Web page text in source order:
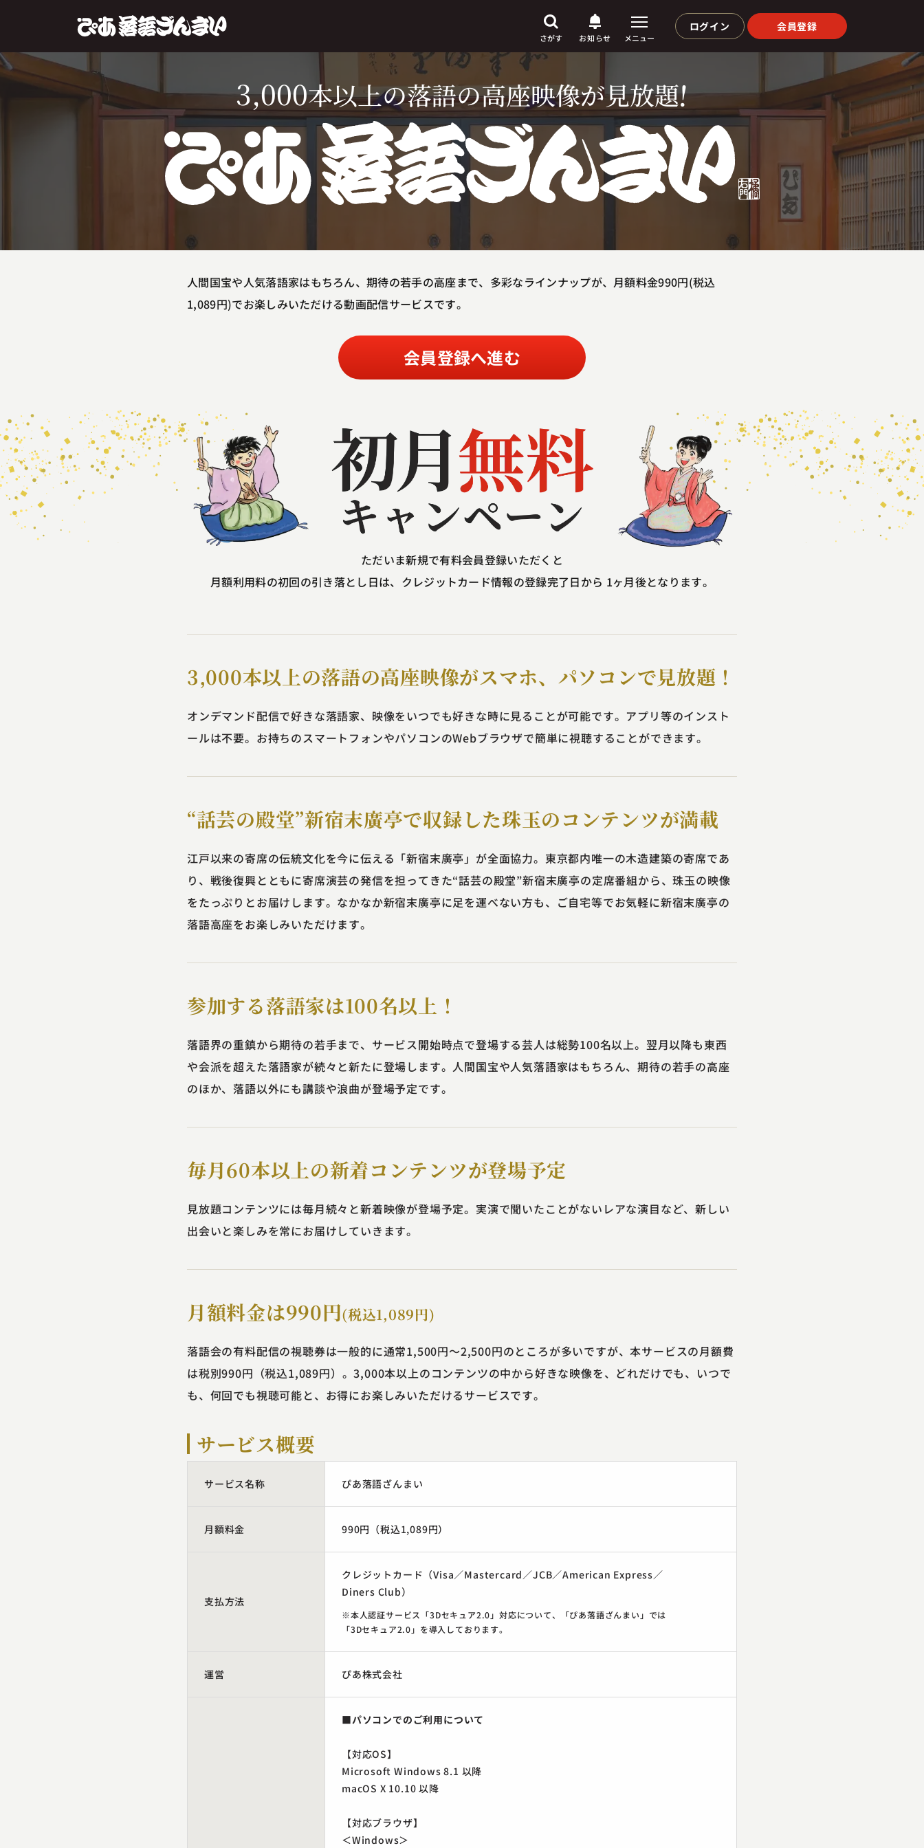
さがす
芸人からさがす
演目からさがす
上演時間からさがす
お知らせ メニュー
ログイン 会員登録
3,000本以上の落語の高座映像が見放題!
人間国宝や人気落語家はもちろん、期待の若手の高座まで、多彩なラインナップが、月額料金990円(税込
1,089円)でお楽しみいただける動画配信サービスです。
会員登録へ進む
ただいま新規で有料会員登録いただくと
月額利用料の初回の引き落とし日は、 クレジットカード情報の登録完了日から 1ヶ月後となります。
3,000本以上の落語の高座映像がスマホ、パソコンで見放題！
オンデマンド配信で好きな落語家、映像をいつでも好きな時に見ることが可能です。アプリ等のインスト
ールは不要。お持ちのスマートフォンやパソコンのWebブラウザで簡単に視聴することができます。
“話芸の殿堂”新宿末廣亭で収録した珠玉のコンテンツが満載
江戸以来の寄席の伝統文化を今に伝える「新宿末廣亭」が全面協力。東京都内唯一の木造建築の寄席であ
り、戦後復興とともに寄席演芸の発信を担ってきた“話芸の殿堂”新宿末廣亭の定席番組から、珠玉の映像
をたっぷりとお届けします。なかなか新宿末廣亭に足を運べない方も、ご自宅等でお気軽に新宿末廣亭の
落語高座をお楽しみいただけます。
参加する落語家は100名以上！
落語界の重鎮から期待の若手まで、サービス開始時点で登場する芸人は総勢100名以上。翌月以降も東西
や会派を超えた落語家が続々と新たに登場します。人間国宝や人気落語家はもちろん、期待の若手の高座
のほか、落語以外にも講談や浪曲が登場予定です。
毎月60本以上の新着コンテンツが登場予定
見放題コンテンツには毎月続々と新着映像が登場予定。実演で聞いたことがないレアな演目など、新しい
出会いと楽しみを常にお届けしていきます。
月額料金は990円(税込1,089円)
落語会の有料配信の視聴券は一般的に通常1,500円～2,500円のところが多いですが、本サービスの月額費
は税別990円（税込1,089円）。3,000本以上のコンテンツの中から好きな映像を、どれだけでも、いつで
も、何回でも視聴可能と、お得にお楽しみいただけるサービスです。
サービス概要
サービス名称 ぴあ落語ざんまい
月額料金 990円（税込1,089円）
支払方法
クレジットカード（Visa／Mastercard／JCB／American Express／
Diners Club）
※本人認証サービス「3Dセキュア2.0」対応について、「ぴあ落語ざんまい」では
「3Dセキュア2.0」を導入しております。
運営 ぴあ株式会社
■パソコンでのご利用について
【対応OS】
Microsoft Windows 8.1 以降
macOS X 10.10 以降
【対応ブラウザ】
＜Windows＞